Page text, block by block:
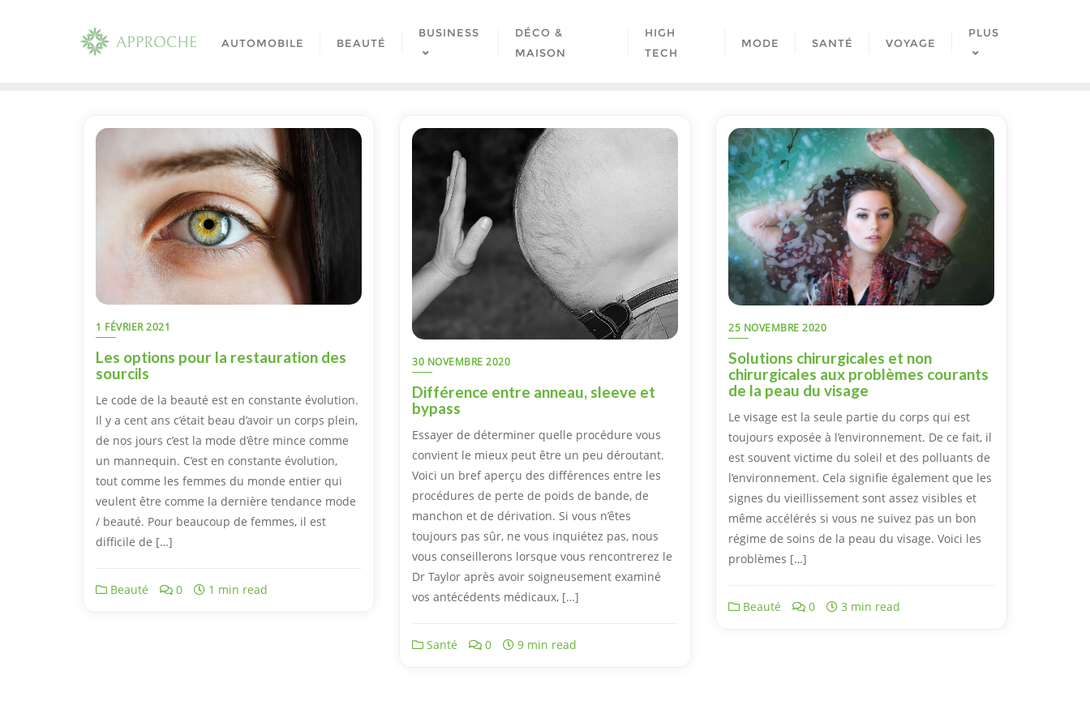
AUTOMOBILE BEAUTÉ
BUSINESS
DÉCO &
MAISON
HIGH
TECH
MODE SANTÉ VOYAGE
PLUS
1 FÉVRIER 2021
Les options pour la restauration des
sourcils
Le code de la beauté est en constante évolution.
Il y a cent ans c’était beau d’avoir un corps plein,
de nos jours c’est la mode d’être mince comme
un mannequin. C’est en constante évolution,
tout comme les femmes du monde entier qui
veulent être comme la dernière tendance mode
/ beauté. Pour beaucoup de femmes, il est
difficile de […]
Beauté 0 1 min read
30 NOVEMBRE 2020
Différence entre anneau, sleeve et
bypass
Essayer de déterminer quelle procédure vous
convient le mieux peut être un peu déroutant.
Voici un bref aperçu des différences entre les
procédures de perte de poids de bande, de
manchon et de dérivation. Si vous n’êtes
toujours pas sûr, ne vous inquiétez pas, nous
vous conseillerons lorsque vous rencontrerez le
Dr Taylor après avoir soigneusement examiné
vos antécédents médicaux, […]
Santé 0 9 min read
25 NOVEMBRE 2020
Solutions chirurgicales et non
chirurgicales aux problèmes courants
de la peau du visage
Le visage est la seule partie du corps qui est
toujours exposée à l’environnement. De ce fait, il
est souvent victime du soleil et des polluants de
l’environnement. Cela signifie également que les
signes du vieillissement sont assez visibles et
même accélérés si vous ne suivez pas un bon
régime de soins de la peau du visage. Voici les
problèmes […]
Beauté 0 3 min read